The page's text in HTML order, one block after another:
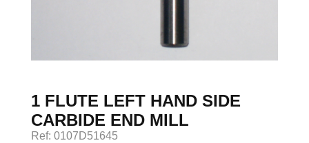
1 FLUTE LEFT HAND SIDE
CARBIDE END MILL
Ref: 0107D51645